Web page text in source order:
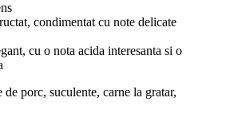
condimentat cu note delicate
cu o nota acida interesanta si o
porc, suculente, carne la gratar,